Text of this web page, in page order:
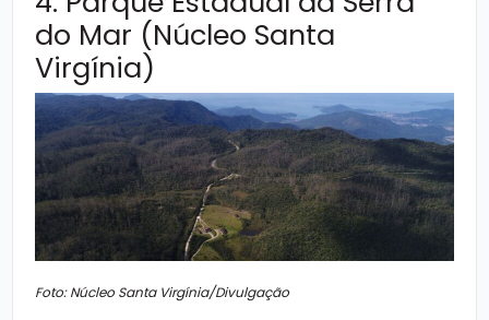
do Mar (Núcleo Santa
Virgínia)
Foto: Núcleo Santa Virgínia/Divulgação